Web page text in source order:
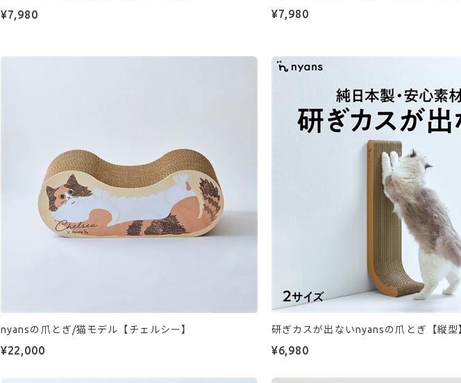
¥7,980 ¥7,980
nyansの爪とぎ/猫モデル【チェルシー】
¥22,000
研ぎカスが出ないnyansの爪とぎ【縦型
¥6,980